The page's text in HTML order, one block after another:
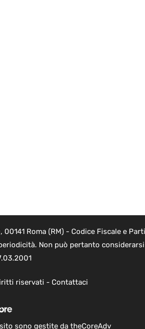
Roma (RM) - Codice Fiscale e
Non può pertanto
riservati - Contattaci
sono gestite da theCoreAdv